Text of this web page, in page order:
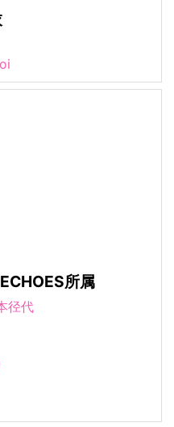
所属
径代